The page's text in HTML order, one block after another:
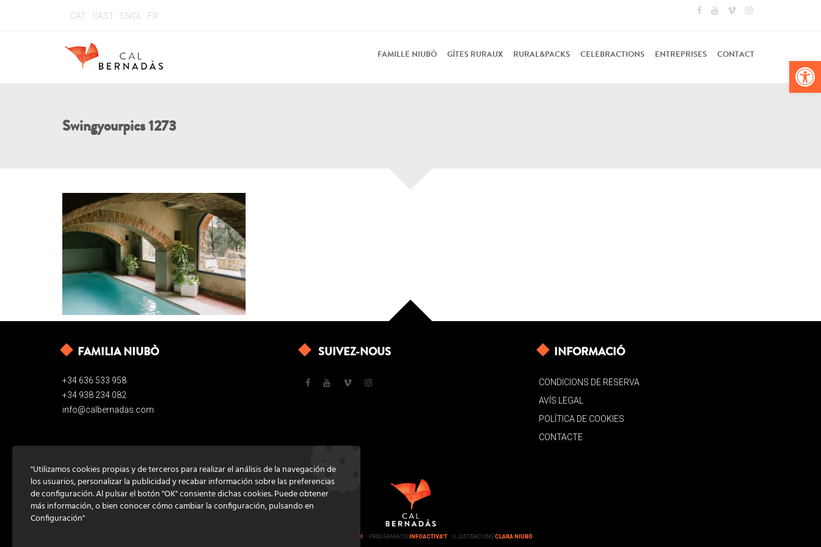
CAT CAST ENGL FR
FAMILLE NIUBÒ GÎTES RURAUX RURAL&PACKS CELEBRACTIONS ENTREPRISES CONTACT
Swingyourpics 1273
FAMILIA NIUBÒ
+34 636 533 958
+34 938 234 082
info@calbernadas.com
SUIVEZ-NOUS INFORMACIÓ
CONDICIONS DE RESERVA
AVÍS LEGAL
POLÍTICA DE COOKIES
CONTACTE
GRATSTUDIO.COM PROGRAMACIÓ INFOACTIVA'T IL·LUSTRACIONS CLARA NIUBÒ
"Utilizamos cookies propias y de terceros para realizar el análisis de la navegación de
los usuarios, personalizar la publicidad y recabar información sobre las preferencias
de configuración. Al pulsar el botón "OK" consiente dichas cookies. Puede obtener
más información, o bien conocer cómo cambiar la configuración, pulsando en
Configuración"